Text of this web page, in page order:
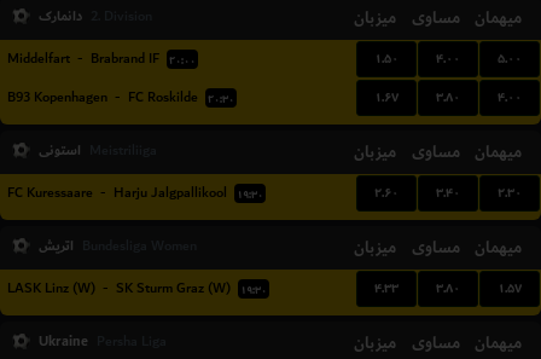
دانمارک میزبان مساوی میهمان
Middelfart - Brabrand IF ۲۰:۰۰ ۱.۵۰ ۴.۰۰ ۵.۰۰
B93 Kopenhagen - FC Roskilde ۲۰:۳۰ ۱.۶۷ ۳.۸۰ ۴.۰۰
استونی میزبان مساوی میهمان
FC Kuressaare - Harju Jalgpallikool ۱۹:۳۰ ۲.۶۰ ۳.۴۰ ۲.۳۰
اتریش میزبان مساوی میهمان
LASK Linz (W) - SK Sturm Graz (W) ۱۹:۳۰ ۴.۳۳ ۳.۸۰ ۱.۵۷
Ukraine میزبان مساوی میهمان